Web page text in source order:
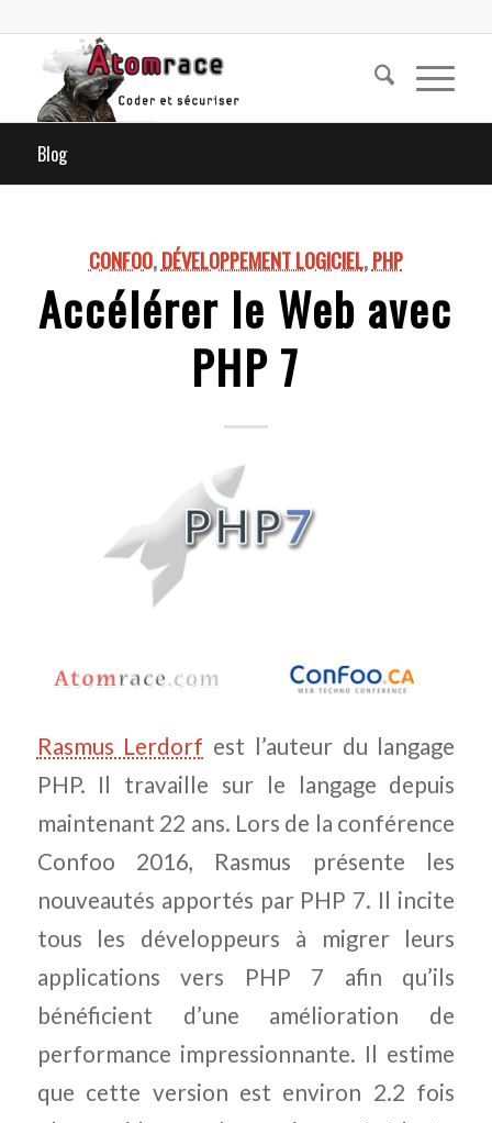
Blog
CONFOO,DÉVELOPPEMENT LOGICIEL,PHP
Accélérer le Web avec
PHP 7
Rasmus Lerdorf est l’auteur du langage
PHP. Il travaille sur le langage depuis
maintenant 22 ans. Lors de la conférence
Confoo 2016, Rasmus présente les
nouveautés apportés par PHP 7. Il incite
tous les développeurs à migrer leurs
applications vers PHP 7 afin qu’ils
bénéficient d’une amélioration de
performance impressionnante. Il estime
que cette version est environ 2.2 fois